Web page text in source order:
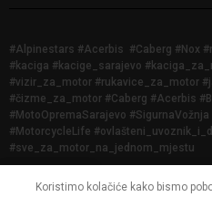
#Alpinestars #Acerbis #Caberg #Nox
#kaciga #kacige_sarajevo
#vizir_za_motor #rukavice_za_motor
#čizme_za_motor #Caberg #Acerbis
#MotoOpremaSarajevo
#MotorcycleLife
#sve_za_motor_na_jednom_mjestu
Koristimo kolačiće kako bismo